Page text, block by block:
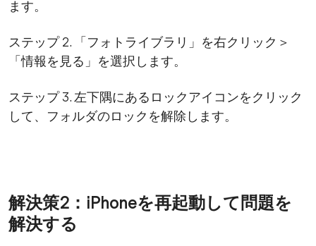
ます。
ステップ 2. 「フォトライブラリ」を右クリック＞
「情報を見る」を選択します。
ステップ 3. 左下隅にあるロックアイコンをクリック
して、フォルダのロックを解除します。
解決策2：iPhoneを再起動して問題を
解決する